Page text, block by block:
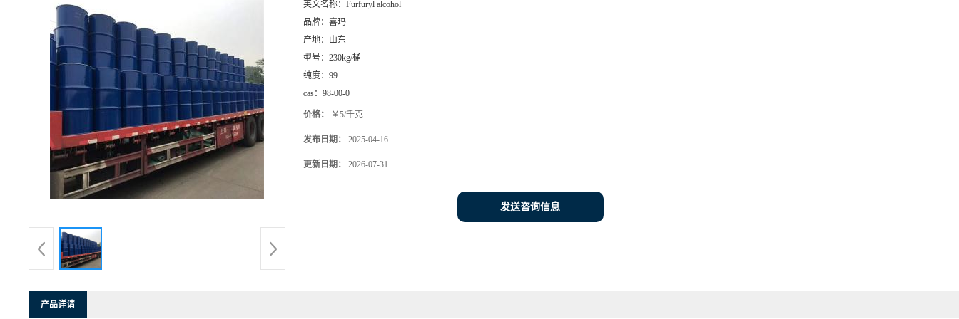
英文名称： Furfuryl alcohol
品牌： 喜玛
产地： 山东
型号： 230kg/桶
纯度： 99
cas： 98-00-0
价格： ￥5/千克
发布日期： 2025-04-16
更新日期： 2026-07-31
发送咨询信息
产品详请